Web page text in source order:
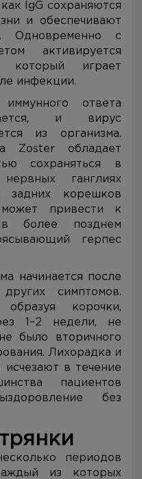
IgG сохраняются
и обеспечивают
Одновременно с
активируется
который играет
инфекции.
ответа
и вирус
из организма.
Zoster обладает
сохраняться в
ганглиях
задних корешков
привести к
в более позднем
герпес
начинается после
симптомов.
корочки,
1–2 недели, не
было вторичного
Лихорадка и
в течение
пациентов
без
периодов
из которых